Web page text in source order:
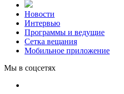
Новости
Интервью
Программы и ведущие
Сетка вещания
Мобильное приложение
Мы в соцсетях